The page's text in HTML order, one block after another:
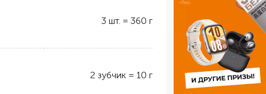
3 шт. = 360 г
2 зубчик = 10 г